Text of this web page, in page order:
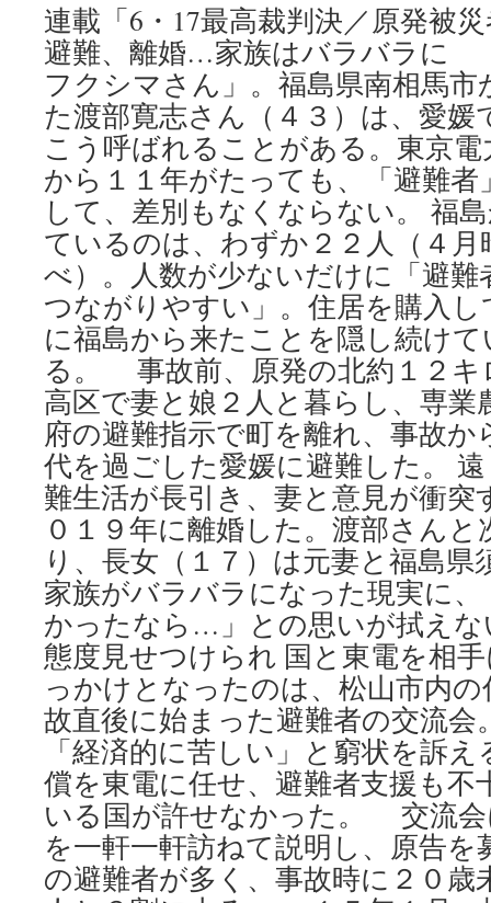
連載「6・17最高裁判決／原発被
避難、離婚…家族はバラバラに
フクシマさん」。福島県南相馬
た渡部寛志さん（４３）は、愛
こう呼ばれることがある。東京
から１１年がたっても、「避難
して、差別もなくならない。 福
ているのは、わずか２２人（４月
べ）。人数が少ないだけに「避難
つながりやすい」。住居を購入
に福島から来たことを隠し続け
る。 事故前、原発の北約１２キ
高区で妻と娘２人と暮らし、専
府の避難指示で町を離れ、事故か
代を過ごした愛媛に避難した。
難生活が長引き、妻と意見が衝
０１９年に離婚した。渡部さんと
り、長女（１７）は元妻と福島県
家族がバラバラになった現実に
かったなら…」との思いが拭え
態度見せつけられ 国と東電を相
っかけとなったのは、松山市内
故直後に始まった避難者の交流会
「経済的に苦しい」と窮状を訴
償を東電に任せ、避難者支援も不
いる国が許せなかった。 交流会
を一軒一軒訪ねて説明し、原告を
の避難者が多く、事故時に２０歳